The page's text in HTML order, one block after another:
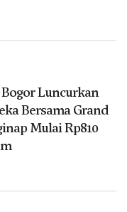
Luncurkan
Bersama Grand
Mulai Rp810